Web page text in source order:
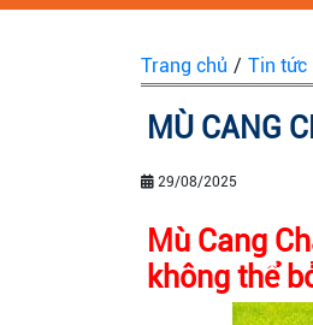
Trang chủ / Tin tức
MÙ CANG
29/08/2025
Mù Cang
không thể